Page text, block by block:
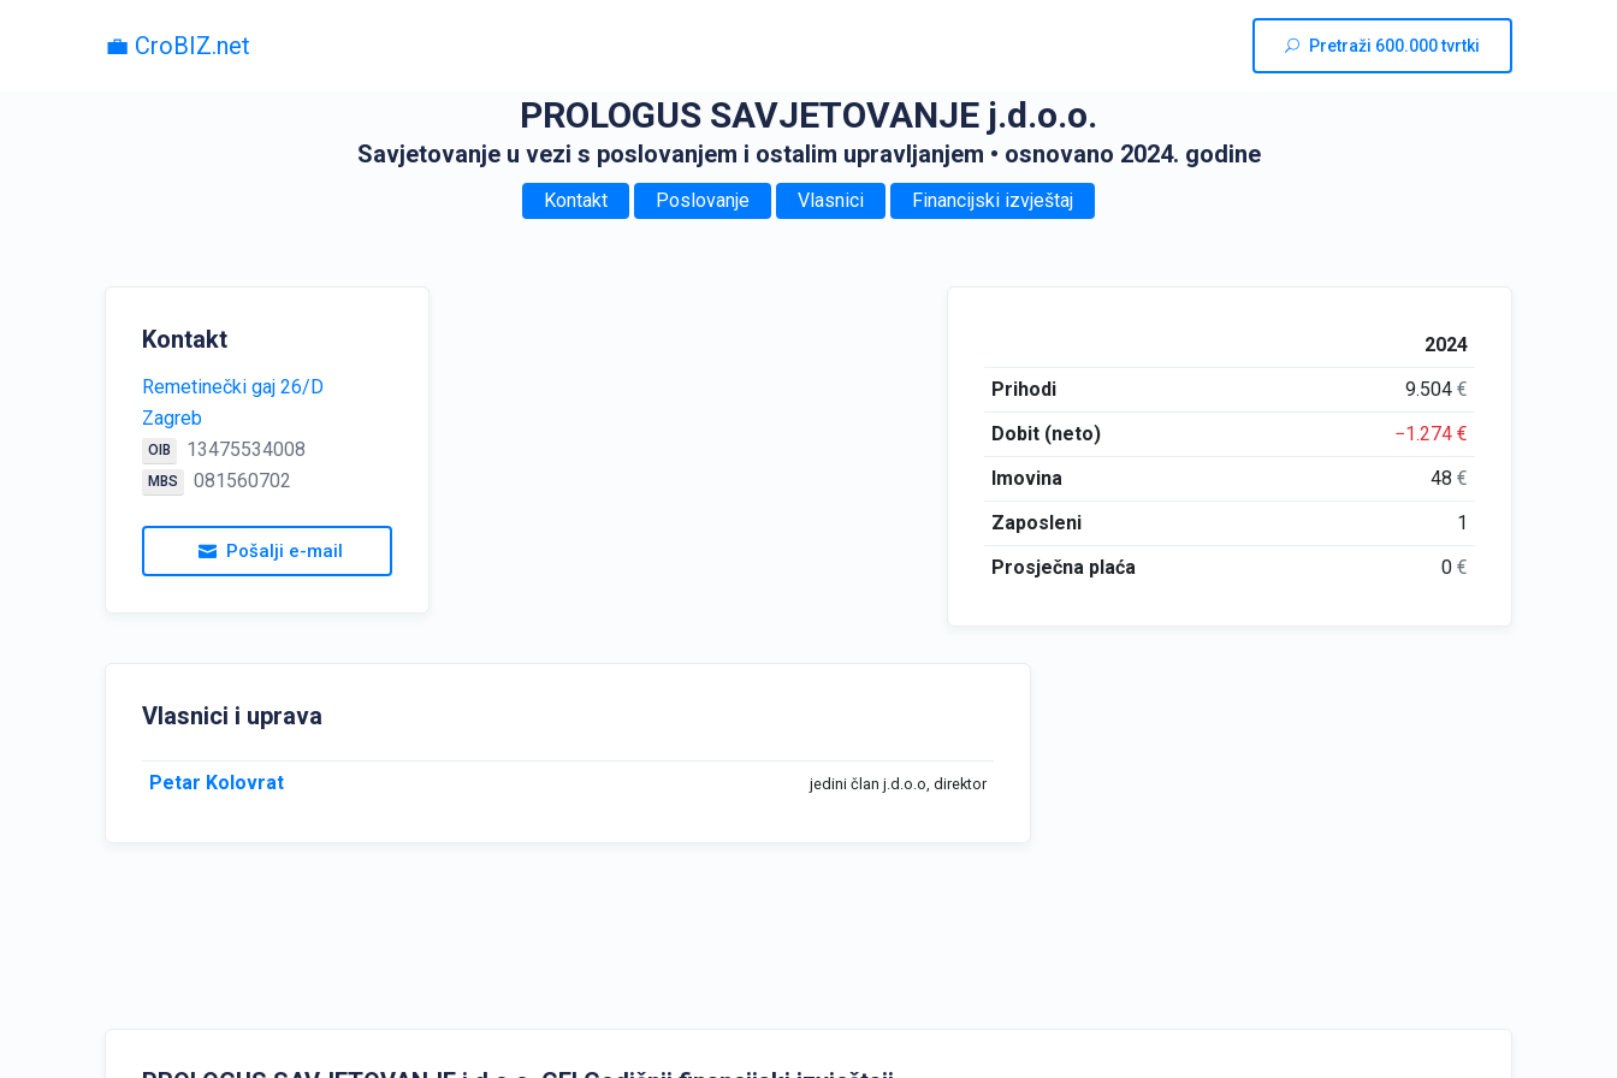
💼 CroBIZ.net Pretraži 600.000 tvrtki
PROLOGUS SAVJETOVANJE j.d.o.o.
Savjetovanje u vezi s poslovanjem i ostalim upravljanjem • osnovano 2024. godine
Kontakt Poslovanje Vlasnici Financijski izvještaj
Kontakt
Remetinečki gaj 26/D
Zagreb
OIB 13475534008
MBS 081560702
Pošalji e-mail
2024
Prihodi
9.504€
Dobit (neto)
−1.274€
Imovina
48€
Zaposleni
1
Prosječna plaća
0€
Vlasnici i uprava
Petar Kolovrat jedini član j.d.o.o, direktor